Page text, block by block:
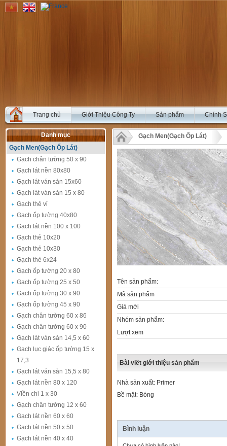
Trang chủ Giới Thiệu Công Ty Sản phẩm Chính
Danh mục
Gạch Men(Gạch Ốp Lát)
Gạch chân tường 50 x 90
Gạch lát nền 80x80
Gạch lát ván sàn 15x60
Gạch lát ván sàn 15 x 80
Gạch thẻ vỉ
Gạch ốp tường 40x80
Gạch lát nền 100 x 100
Gạch thẻ 10x20
Gạch thẻ 10x30
Gạch thẻ 6x24
Gạch ốp tường 20 x 80
Gạch ốp tường 25 x 50
Gạch ốp tường 30 x 90
Gạch ốp tường 45 x 90
Gạch chân tường 60 x 86
Gạch chân tường 60 x 90
Gạch lát ván sàn 14,5 x 60
Gạch lục giác ốp tường 15 x
17,3
Gạch lát ván sàn 15,5 x 80
Gạch lát nền 80 x 120
Viền chi 1 x 30
Gạch chân tường 12 x 60
Gạch lát nền 60 x 60
Gạch lát nền 50 x 50
Gạch lát nền 40 x 40
Gạch Men(Gạch Ốp Lát)
Tên sản phẩm:
Mã sản phẩm
Giá mới
Nhóm sản phẩm:
Lượt xem
Bài viết giới thiệu sản phẩm
Nhà sản xuất: Primer
Bề mặt: Bóng
Bình luận